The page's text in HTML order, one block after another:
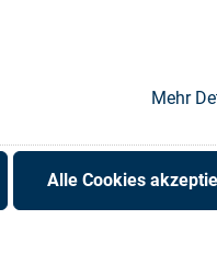
Mehr
Alle Cookies